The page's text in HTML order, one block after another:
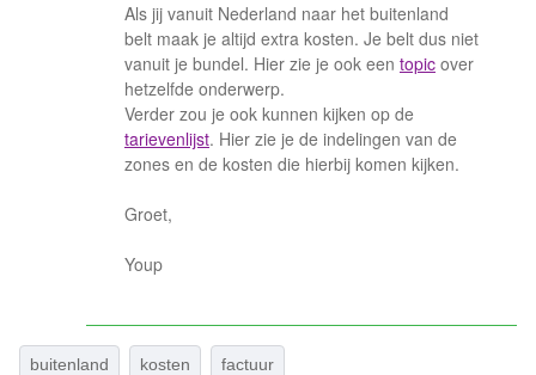
Als jij vanuit Nederland naar het buitenland
belt maak je altijd extra kosten. Je belt dus niet
vanuit je bundel. Hier zie je ook een topic over
hetzelfde onderwerp.
Verder zou je ook kunnen kijken op de
tarievenlijst. Hier zie je de indelingen van de
zones en de kosten die hierbij komen kijken.
Groet,
Youp
buitenland kosten factuur